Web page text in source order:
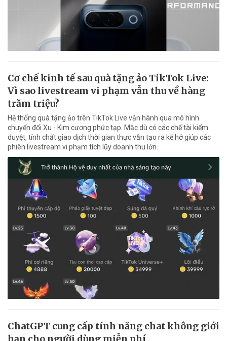
Cơ chế kinh tế sau quà tặng ảo TikTok Live:
Vì sao livestream vi phạm vẫn thu về hàng
trăm triệu?
Hệ thống quà tặng ảo trên TikTok Live vận hành qua mô hình
chuyển đổi Xu - Kim cương phức tạp. Mặc dù có các chế tài kiểm
duyệt, tính chất giao dịch thời gian thực vẫn tạo ra kẽ hở giúp các
phiên livestream vi phạm tích lũy doanh thu lớn.
ChatGPT cung cấp tính năng chat không giới
hạn cho người dùng miễn phí